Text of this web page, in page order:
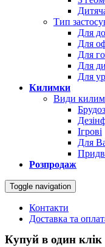
Тип
Для
Для
Для
Для
Для
Килимки
Види
Ігрові
Для
Розпродаж
Toggle navigation
Контакти
Доставка та
Купуй в один клік